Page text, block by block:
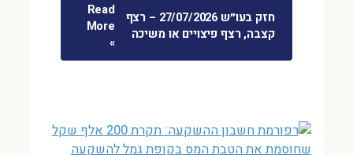
חזק בעו״ש 27/07/2026 – רצף
קצבה, רצף פיצויים או משיכה
Read
More
»